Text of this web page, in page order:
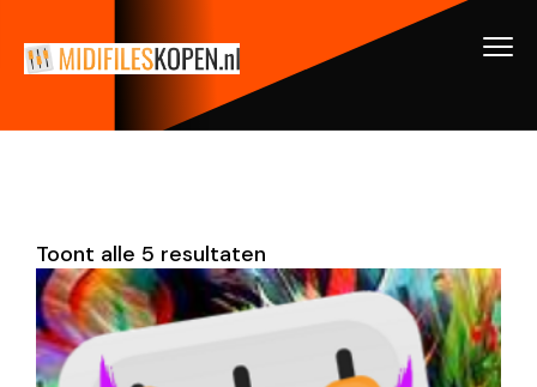
Toont alle 5 resultaten